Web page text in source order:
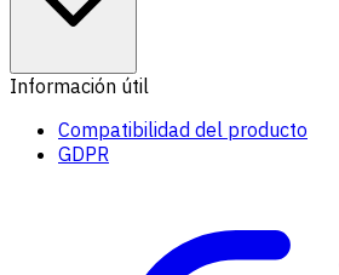
Información útil
Compatibilidad del producto
GDPR